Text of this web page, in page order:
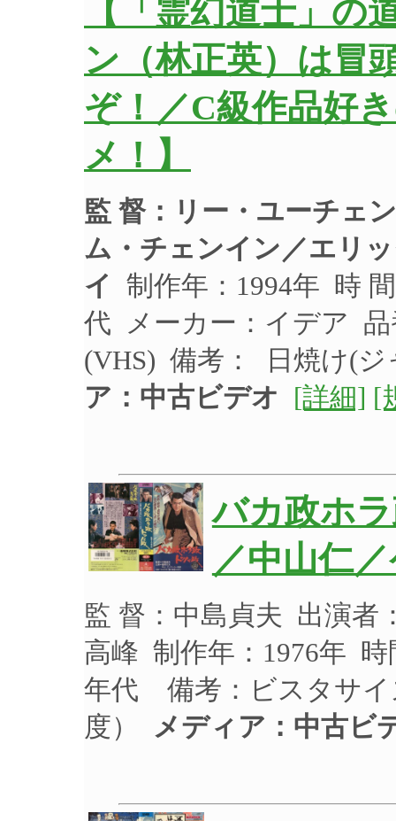
【「霊幻道士」の
ン（林正英）は冒
ぞ！／C級作品好
メ！】
監 督：リー・ユーチェン
ム・チェンイン／エリ
イ 制作年：1994年 時
代 メーカー：イデア 品
(VHS) 備考： 日焼け(
ア：中古ビデオ [詳細] [
バカ政ホ
／中山仁
監 督：中島貞夫 出演者
高峰 制作年：1976年
年代 備考：ビスタサイ
度）
メディア：中古ビ